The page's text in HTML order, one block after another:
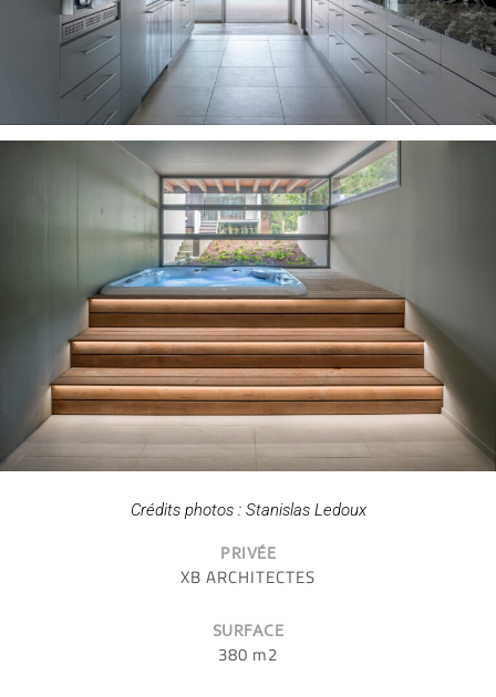
Crédits photos : Stanislas Ledoux
PRIVÉE
XB ARCHITECTES
SURFACE
380 m2